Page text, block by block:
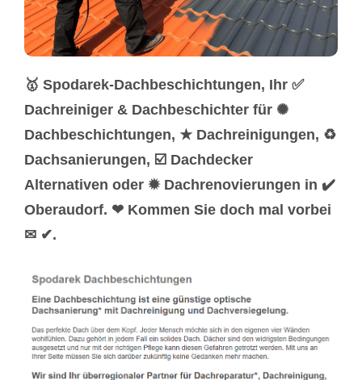
🥇 Spodarek-Dachbeschichtungen, Ihr ✅
Dachreiniger & Dachbeschichter für ✺
Dachbeschichtungen, ★ Dachreinigungen, ♻
Dachsanierungen, ☑️ Dachdecker
Alternativen oder ✹ Dachrenovierungen in ✔️
Oberaudorf. ❤ Kommen Sie doch mal vorbei
✉ ✔.